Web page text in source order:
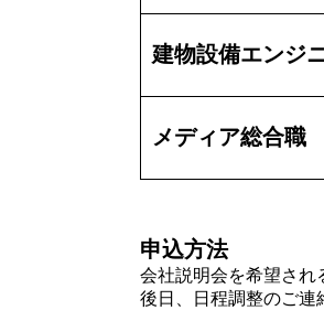
建物設備エンジ
メディア総合職
申込方法
会社説明会を希望され
後日、日程調整のご連